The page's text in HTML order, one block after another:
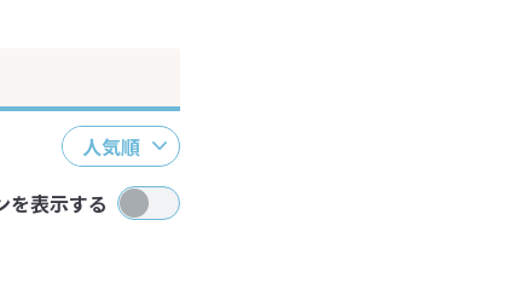
人気順
を表示する